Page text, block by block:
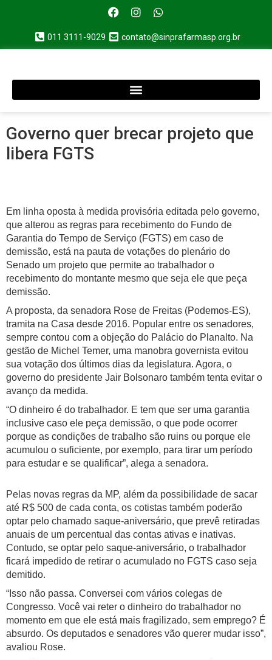
011 3111-9029 contato@sinprafarmasp.org.br
Governo quer brecar projeto que
libera FGTS
Em linha oposta à medida provisória editada pelo governo,
que alterou as regras para recebimento do Fundo de
Garantia do Tempo de Serviço (FGTS) em caso de
demissão, está na pauta de votações do plenário do
Senado um projeto que permite ao trabalhador o
recebimento do montante mesmo que seja ele que peça
demissão.
A proposta, da senadora Rose de Freitas (Podemos-ES),
tramita na Casa desde 2016. Popular entre os senadores,
sempre contou com a objeção do Palácio do Planalto. Na
gestão de Michel Temer, uma manobra governista evitou
sua votação dos últimos dias da legislatura. Agora, o
governo do presidente Jair Bolsonaro também tenta evitar o
avanço da medida.
“O dinheiro é do trabalhador. E tem que ser uma garantia
inclusive caso ele peça demissão, o que pode ocorrer
porque as condições de trabalho são ruins ou porque ele
acumulou o suficiente, por exemplo, para tirar um período
para estudar e se qualificar”, alega a senadora.
Pelas novas regras da MP, além da possibilidade de sacar
até R$ 500 de cada conta, os cotistas também poderão
optar pelo chamado saque-aniversário, que prevê retiradas
anuais de um percentual das contas ativas e inativas.
Contudo, se optar pelo saque-aniversário, o trabalhador
ficará impedido de retirar o acumulado no FGTS caso seja
demitido.
“Isso não passa. Conversei com vários colegas de
Congresso. Você vai reter o dinheiro do trabalhador no
momento em que ele está mais fragilizado, sem emprego? É
absurdo. Os deputados e senadores vão querer mudar isso”,
avaliou Rose.